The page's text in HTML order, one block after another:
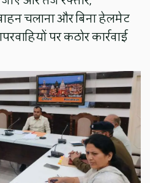
चलाना और बिना हेलमेट
पर कठोर कार्रवाई